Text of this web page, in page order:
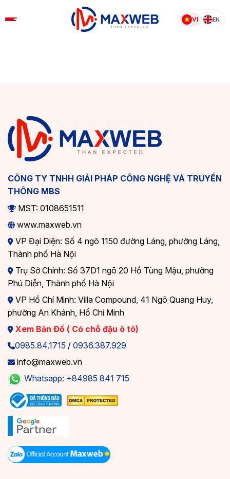
to
VI EN
CÔNG TY TNHH GIẢI PHÁP CÔNG NGHỆ VÀ TRUYỀN
THÔNG MBS
MST: 0108651511
www.maxweb.vn
VP Đại Diện: Số 4 ngõ 1150 đường Láng, phường Láng,
Thành phố Hà Nội
Trụ Sở Chính: Số 37D1 ngõ 20 Hồ Tùng Mậu, phường
Phú Diễn, Thành phố Hà Nội
VP Hồ Chí Minh: Villa Compound, 41 Ngô Quang Huy,
phường An Khánh, Hồ Chí Minh
Xem Bản Đồ ( Có chỗ đậu ô tô)
0985.84.1715 / 0936.387.929
info@maxweb.vn
Whatsapp: +84985 841 715